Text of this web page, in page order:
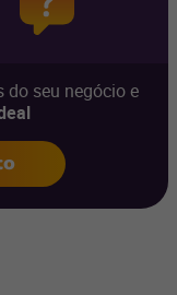
seu negócio e